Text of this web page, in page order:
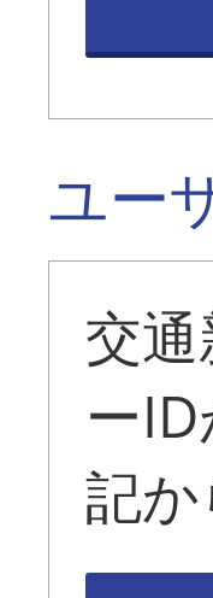
ユー
交
ー
記